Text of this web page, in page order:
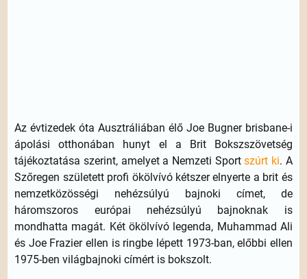
Az évtizedek óta Ausztráliában élő Joe Bugner brisbane-i
ápolási otthonában hunyt el a Brit Bokszszövetség
tájékoztatása szerint, amelyet a Nemzeti Sportszúrt ki. A
Szőregen született profi ökölvívó kétszer elnyerte a brit és
nemzetközösségi nehézsúlyú bajnoki címet, de
háromszoros európai nehézsúlyú bajnoknak is
mondhatta magát. Két ökölvívó legenda, Muhammad Ali
és Joe Frazier ellen is ringbe lépett 1973-ban, előbbi ellen
1975-ben világbajnoki címért is bokszolt.